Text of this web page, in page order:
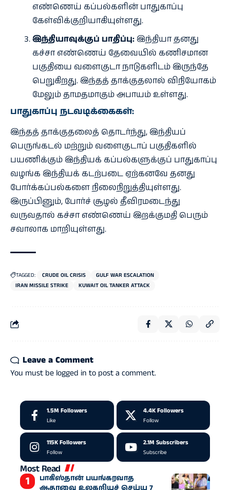
எண்ணெய் கப்பல்களின் பாதுகாப்பு
கேள்விக்குறியாகியுள்ளது.
இந்தியாவுக்குப் பாதிப்பு:இந்தியா தனது
கச்சா எண்ணெய் தேவையில் கணிசமான
பகுதியை வளைகுடா நாடுகளிடம் இருந்தே
பெறுகிறது. இந்தத் தாக்குதலால் விநியோகம்
மேலும் தாமதமாகும் அபாயம் உள்ளது.
பாதுகாப்பு நடவடிக்கைகள்:
இந்தத் தாக்குதலைத் தொடர்ந்து, இந்தியப்
பெருங்கடல் மற்றும் வளைகுடாப் பகுதிகளில்
பயணிக்கும் இந்தியக் கப்பல்களுக்குப் பாதுகாப்பு
வழங்க இந்தியக் கடற்படை ஏற்கனவே தனது
போர்க்கப்பல்களை நிலைநிறுத்தியுள்ளது.
இருப்பினும், போர்ச் சூழல் தீவிரமடைந்து
வருவதால் கச்சா எண்ணெய் இறக்குமதி பெரும்
சவாலாக மாறியுள்ளது.
TAGGED: CRUDE OIL CRISIS
GULF WAR ESCALATION
IRAN MISSILE STRIKE
KUWAIT OIL TANKER ATTACK
Leave a Comment
You must be logged in to post a comment.
1.5M Followers
Like
4.4K Followers
Follow
115KFollowers
Follow
2.1M Subscribers
Subscribe
Most Read
பாகிஸ்தான் பயங்கரவாத